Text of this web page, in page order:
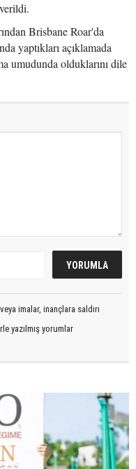
Brisbane Roar'da
yaptıkları açıklamada
umudunda olduklarını dile
imalar, inançlara saldırı
yazılmış yorumlar